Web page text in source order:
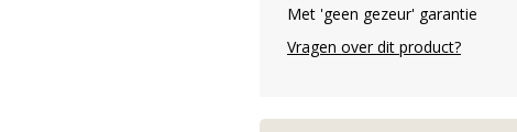
Met 'geen gezeur' garantie
Vragen over dit product?